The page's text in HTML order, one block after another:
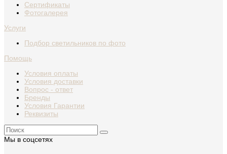
Сертификаты
Фотогалерея
Услуги
Подбор светильников по фото
Помощь
Условия оплаты
Условия доставки
Вопрос - ответ
Бренды
Условия Гарантии
Реквизиты
Мы в соцсетях